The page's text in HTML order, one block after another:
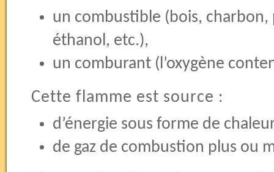
un combustible (bois, charbon,
éthanol, etc.),
un comburant (l’oxygène
Cette flamme est source :
d’énergie sous forme de
de gaz de combustion plus ou